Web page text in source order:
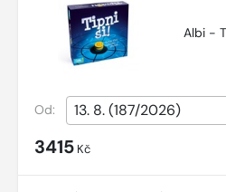
Albi -
Od:
3415 Kč